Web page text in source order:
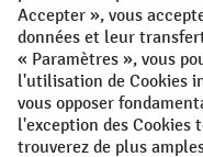
Protection des Données
All prices excl. VAT plus
if not stated otherwise.
¹ La remise est valable
s'applique pas aux prix